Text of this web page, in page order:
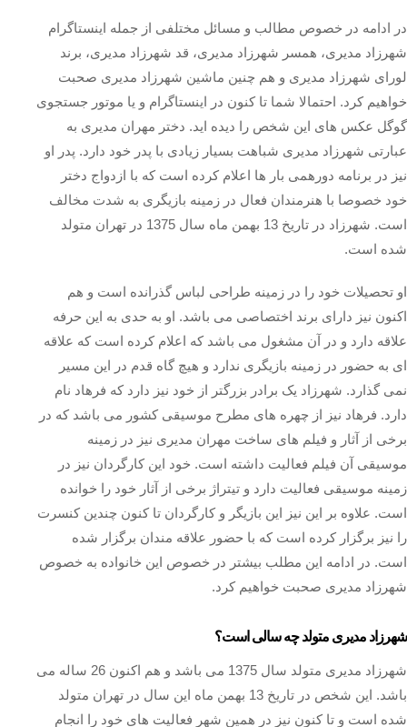
در ادامه در خصوص مطالب و مسائل مختلفی از جمله اینستاگرام
شهرزاد مدیری، همسر شهرزاد مدیری، قد شهرزاد مدیری، برند
لورای شهرزاد مدیری و هم چنین ماشین شهرزاد مدیری صحبت
خواهیم کرد. احتمالا شما تا کنون در اینستاگرام و یا موتور جستجوی
گوگل عکس های این شخص را دیده اید. دختر مهران مدیری به
عبارتی شهرزاد مدیری شباهت بسیار زیادی با پدر خود دارد. پدر او
نیز در برنامه دورهمی بار ها اعلام کرده است که با ازدواج دختر
خود خصوصا با هنرمندان فعال در زمینه بازیگری به شدت مخالف
است. شهرزاد در تاریخ 13 بهمن ماه سال 1375 در تهران متولد
شده است.
او تحصیلات خود را در زمینه طراحی لباس گذرانده است و هم
اکنون نیز دارای برند اختصاصی می باشد. او به حدی به این حرفه
علاقه دارد و در آن مشغول می باشد که اعلام کرده است که علاقه
ای به حضور در زمینه بازیگری ندارد و هیچ گاه قدم در این مسیر
نمی گذارد. شهرزاد یک برادر بزرگتر از خود نیز دارد که فرهاد نام
دارد. فرهاد نیز از چهره های مطرح موسیقی کشور می باشد که در
برخی از آثار و فیلم های ساخت مهران مدیری نیز در زمینه
موسیقی آن فیلم فعالیت داشته است. خود این کارگردان نیز در
زمینه موسیقی فعالیت دارد و تیتراژ برخی از آثار خود را خوانده
است. علاوه بر این نیز این بازیگر و کارگردان تا کنون چندین کنسرت
را نیز برگزار کرده است که با حضور علاقه مندان برگزار شده
است. در ادامه این مطلب بیشتر در خصوص این خانواده به خصوص
شهرزاد مدیری صحبت خواهیم کرد.
شهرزاد مدیری متولد چه سالی است؟
شهرزاد مدیری متولد سال 1375 می باشد و هم اکنون 26 ساله می
باشد. این شخص در تاریخ 13 بهمن ماه این سال در تهران متولد
شده است و تا کنون نیز در همین شهر فعالیت های خود را انجام